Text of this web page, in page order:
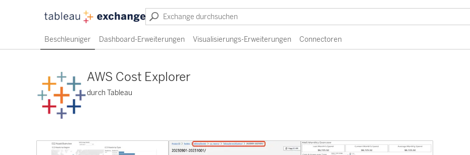
Beschleuniger Dashboard-Erweiterungen Visualisierungs-Erweiterungen Connectoren
AWS Cost Explorer
durch Tableau